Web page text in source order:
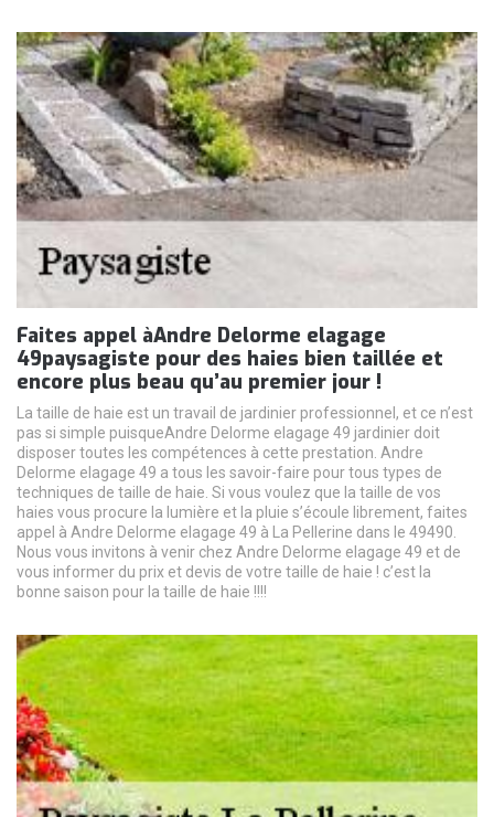
Faites appel àAndre Delorme elagage
49paysagiste pour des haies bien taillée et
encore plus beau qu’au premier jour !
La taille de haie est un travail de jardinier professionnel, et ce n’est
pas si simple puisqueAndre Delorme elagage 49 jardinier doit
disposer toutes les compétences à cette prestation. Andre
Delorme elagage 49 a tous les savoir-faire pour tous types de
techniques de taille de haie. Si vous voulez que la taille de vos
haies vous procure la lumière et la pluie s’écoule librement, faites
appel à Andre Delorme elagage 49 à La Pellerine dans le 49490.
Nous vous invitons à venir chez Andre Delorme elagage 49 et de
vous informer du prix et devis de votre taille de haie ! c’est la
bonne saison pour la taille de haie !!!!